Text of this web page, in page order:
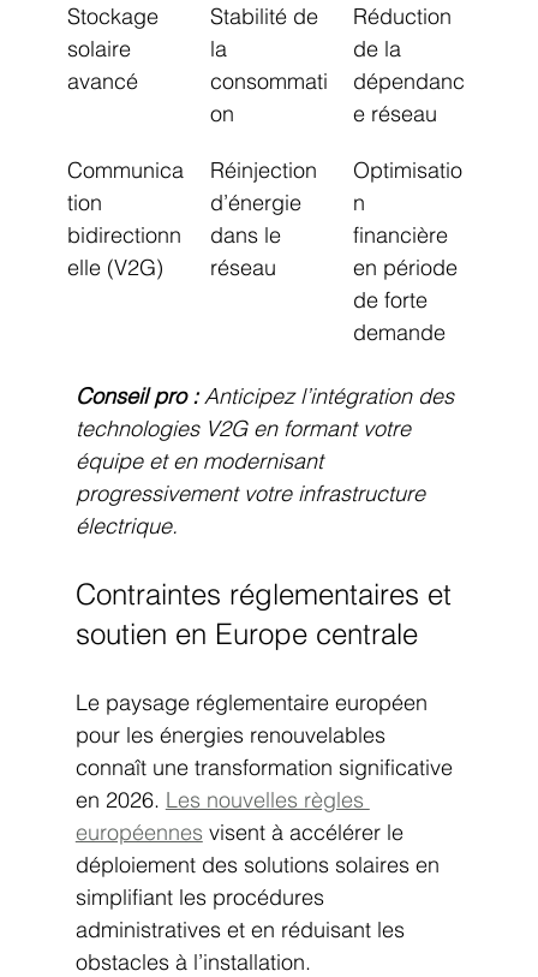
Stockage
solaire
avancé
Stabilité de
la
consommati
on
Réduction
de la
dépendanc
e réseau
Communica
tion
bidirectionn
elle (V2G)
Réinjection
d’énergie
dans le
réseau
Optimisatio
n
financière
en période
de forte
demande
Conseil pro : Anticipez l’intégration des
technologies V2G en formant votre
équipe et en modernisant
progressivement votre infrastructure
électrique.
Contraintes réglementaires et
soutien en Europe centrale
Le paysage réglementaire européen
pour les énergies renouvelables
connaît une transformation significative
en 2026. Les nouvelles règles
européennes visent à accélérer le
déploiement des solutions solaires en
simplifiant les procédures
administratives et en réduisant les
obstacles à l’installation.